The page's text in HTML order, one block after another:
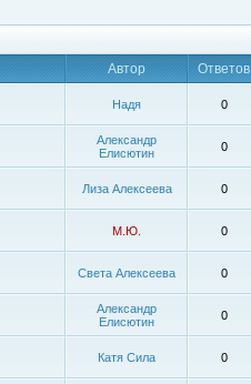
Автор Ответов
Надя 0
Александр
Елисютин
0
Лиза Алексеева 0
М.Ю. 0
Света Алексеева 0
Александр
Елисютин
0
Катя Сила 0